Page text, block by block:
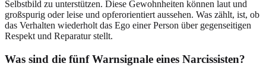
Selbstbild zu unterstützen. Diese Gewohnheiten können laut und
großspurig oder leise und opferorientiert aussehen. Was zählt, ist, ob
das Verhalten wiederholt das Ego einer Person über gegenseitigen
Respekt und Reparatur stellt.
Was sind die fünf Warnsignale eines Narcissisten?